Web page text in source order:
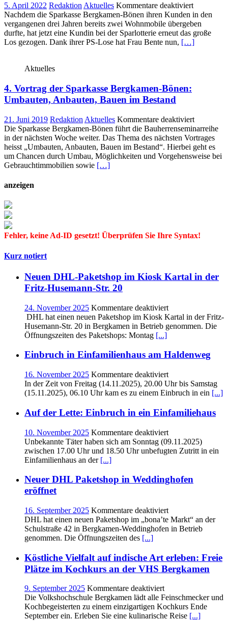
Service
5. April 2022 RedaktionAktuelles Kommentare deaktiviertfür
bei
der
Nachdem die Sparkasse Bergkamen-Bönen ihren Kunden in den
vergangenen drei Jahren bereits zwei Wohnmobile übergeben
durfte, hat jetzt eine Kundin bei der Sparlotterie erneut das große
Los gezogen. Dank ihrer PS-Lose hat Frau Bente nun, […]
Aktuelles
4. Vortrag der Sparkasse Bergkamen-Bönen:
Umbauten, Anbauten, Bauen im Bestand
21. Juni 2019 Redaktion Aktuelles Kommentare deaktiviertfür
4.
Vortrag
der
Sparkasse
Die Sparkasse Bergkamen-Bönen führt die Bauherrenseminarreihe
in der nächsten Woche weiter. Das Thema des nächsten Vortrages
heisst „Umbauten, Anbauten, Bauen im Bestand“. Hierbei geht es
um Chancen durch Umbau, Möglichkeiten und Vorgehensweise bei
Gebrauchtimmobilien sowie […]
anzeigen
Fehler, keine Ad-ID gesetzt! Überprüfen Sie Ihre Syntax!
Kurz notiert
Neuen DHL-Paketshop im Kiosk Kartal in der
Fritz-Husemann-Str. 20
24. November 2025 Kommentare deaktiviertfür
Neuen
DHL-
Kartal
der
Fritz-
Husemann-
20
DHL hat einen neuen Paketshop im Kiosk Kartal in der Fritz-
Husemann-Str. 20 in Bergkamen in Betrieb genommen. Die
Öffnungszeiten des Paketshops: Montag [...]
Einbruch in Einfamilienhaus am Haldenweg
16. November 2025 Kommentare deaktiviertfür
Einbruch
in
am
Haldenweg
In der Zeit von Freitag (14.11.2025), 20.00 Uhr bis Samstag
(15.11.2025), 06.10 Uhr kam es zu einem Einbruch in ein [...]
Auf der Lette: Einbruch in ein Einfamiliehaus
10. November 2025 Kommentare deaktiviertfür
Auf
der
in
ein
Unbekannte Täter haben sich am Sonntag (09.11.2025)
zwischen 17.00 Uhr und 18.50 Uhr unbefugten Zutritt in ein
Einfamilienhaus an der [...]
Neuer DHL Paketshop in Weddinghofen
eröffnet
16. September 2025 Kommentare deaktiviertfür
Neuer
DHL
Weddinghofen
eröffnet
DHL hat einen neuen Paketshop im „bona’te Markt“ an der
Schulstraße 42 in Bergkamen-Weddinghofen in Betrieb
genommen. Die Öffnungszeiten des [...]
Köstliche Vielfalt auf indische Art erleben: Freie
Plätze im Kochkurs an der VHS Bergkamen
9. September 2025 Kommentare deaktiviertfür
Köstliche
Vielfalt
auf
Die Volkshochschule Bergkamen lädt alle Feinschmecker und
Kochbegeisterten zu einem einzigartigen Kochkurs Ende
September ein. Erleben Sie eine kulinarische Reise [...]